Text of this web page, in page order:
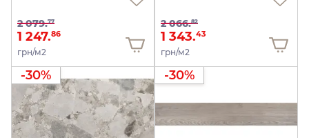
2 079.77
1 247.86
грн/м2
2 066.82
1 343.43
грн/м2
-30% -30%